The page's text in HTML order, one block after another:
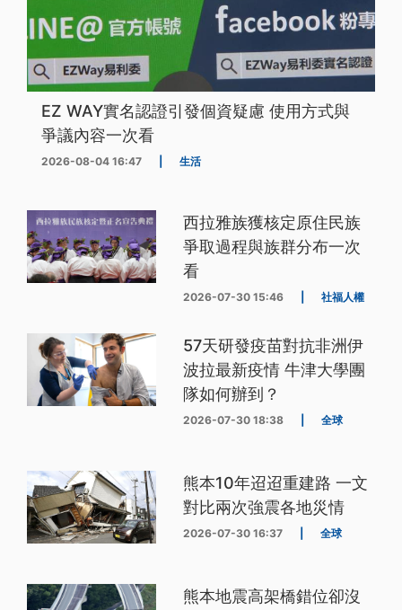
EZ WAY實名認證引發個資疑慮 使用方式與
爭議內容一次看
2026-08-04 16:47 生活
西拉雅族獲核定原住民族
爭取過程與族群分布一次
看
2026-07-30 15:46 社福人權
57天研發疫苗對抗非洲伊
波拉最新疫情 牛津大學團
隊如何辦到？
2026-07-30 18:38 全球
熊本10年迢迢重建路 一文
對比兩次強震各地災情
2026-07-30 16:37 全球
熊本地震高架橋錯位卻沒